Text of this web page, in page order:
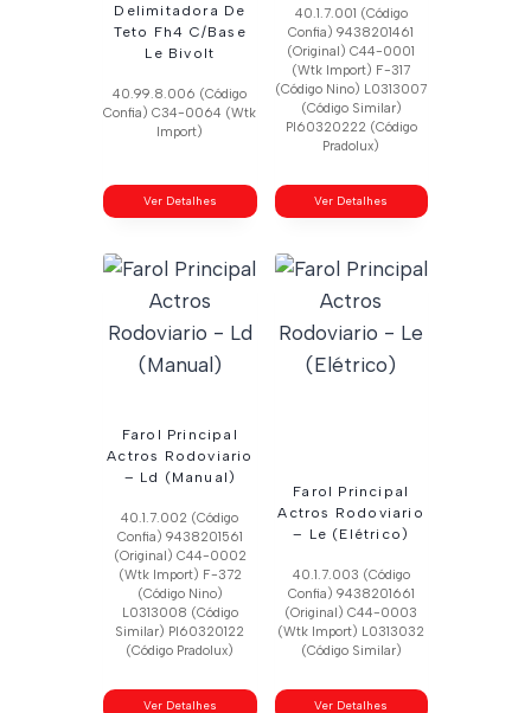
Delimitadora De
Teto Fh4 C/Base
Le Bivolt
40.99.8.006 (Código
Confia) C34-0064 (Wtk
Import)
Ver Detalhes
40.1.7.001 (Código
Confia) 9438201461
(Original) C44-0001
(Wtk Import) F-317
(Código Nino) L0313007
(Código Similar)
Pl60320222 (Código
Pradolux)
Ver Detalhes
Farol Principal
Actros Rodoviario
– Ld (Manual)
40.1.7.002 (Código
Confia) 9438201561
(Original) C44-0002
(Wtk Import) F-372
(Código Nino)
L0313008 (Código
Similar) Pl60320122
(Código Pradolux)
Ver Detalhes
Farol Principal
Actros Rodoviario
– Le (Elétrico)
40.1.7.003 (Código
Confia) 9438201661
(Original) C44-0003
(Wtk Import) L0313032
(Código Similar)
Ver Detalhes